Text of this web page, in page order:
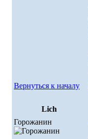
Вернуться к началу
Lich
Горожанин